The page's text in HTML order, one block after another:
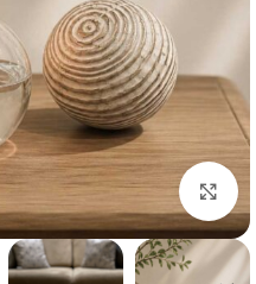
بزرگنمایی تصویر